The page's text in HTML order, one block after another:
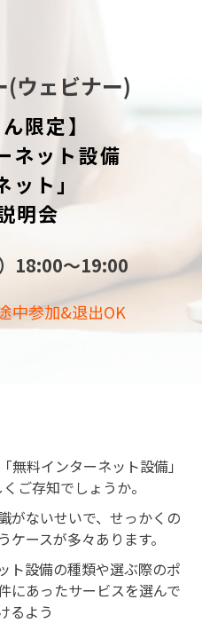
ウェビナー)
限定】
ネット設備
ット」
明会
）18:00〜19:00
中参加&退出OK
無料インターネット設備」
ご存知でしょうか。
がないせいで、せっかくの
ースが多々あります。
ト設備の種類や選ぶ際のポ
にあったサービスを選んで
るよう